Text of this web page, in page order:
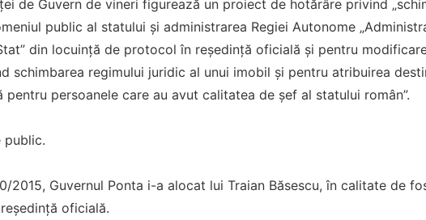
de Guvern de vineri figurează un proiect de hotărâre privind
public al statului şi administrarea Regiei Autonome
din locuinţă de protocol în reşedinţă oficială și pentru
schimbarea regimului juridic al unui imobil și pentru atribuirea
pentru persoanele care au avut calitatea de șef al statului român”.
public.
2015, Guvernul Ponta i-a alocat lui Traian Băsescu, în calitate de
oficială.